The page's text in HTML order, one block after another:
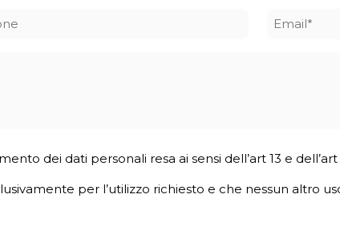
Email
dei dati personali resa ai sensi dell’art 13 e
per l’utilizzo richiesto e che nessun altro